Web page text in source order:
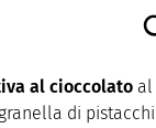
al cioccolato al
di